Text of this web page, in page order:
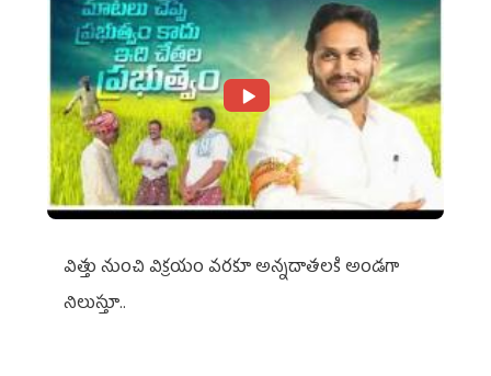
విత్తు నుంచి విక్రయం వరకూ అన్నదాతలకి అండగా
నిలుస్తూ..